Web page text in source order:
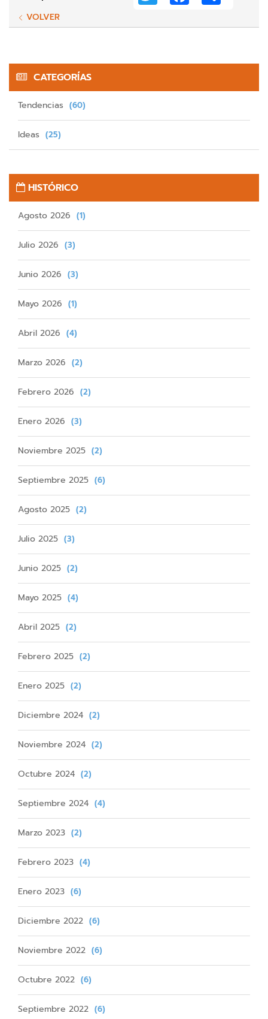
VOLVER
CATEGORÍAS
Tendencias (60)
Ideas (25)
HISTÓRICO
Agosto 2026 (1)
Julio 2026 (3)
Junio 2026 (3)
Mayo 2026 (1)
Abril 2026 (4)
Marzo 2026 (2)
Febrero 2026 (2)
Enero 2026 (3)
Noviembre 2025 (2)
Septiembre 2025 (6)
Agosto 2025 (2)
Julio 2025 (3)
Junio 2025 (2)
Mayo 2025 (4)
Abril 2025 (2)
Febrero 2025 (2)
Enero 2025 (2)
Diciembre 2024 (2)
Noviembre 2024 (2)
Octubre 2024 (2)
Septiembre 2024 (4)
Marzo 2023 (2)
Febrero 2023 (4)
Enero 2023 (6)
Diciembre 2022 (6)
Noviembre 2022 (6)
Octubre 2022 (6)
Septiembre 2022 (6)